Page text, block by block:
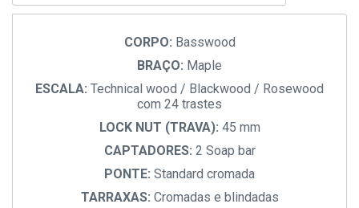
CORPO: Basswood
BRAÇO: Maple
ESCALA: Technical wood / Blackwood / Rosewood
com 24 trastes
LOCK NUT (TRAVA): 45 mm
CAPTADORES: 2 Soap bar
PONTE: Standard cromada
TARRAXAS: Cromadas e blindadas